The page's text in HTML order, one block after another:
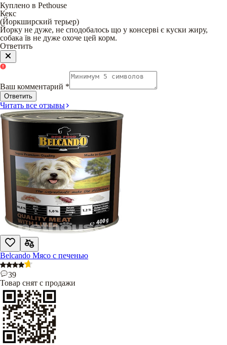
Куплено в Pethouse
Кекс
(Йоркширский терьер)
Йорку не дуже, не сподобалось що у консерві є куски жиру,
собака їв не дуже охоче цей корм.
Ответить
Ваш комментарий *
Ответить
Читать все отзывы
Belcando Мясо с печенью
39
Товар снят с продажи